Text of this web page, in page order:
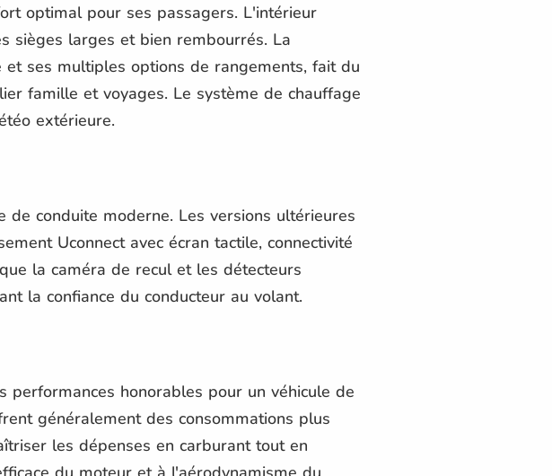
optimal pour ses passagers. L'intérieur
sièges larges et bien rembourrés. La
ses multiples options de rangements, fait du
famille et voyages. Le système de chauffage
extérieure.
conduite moderne. Les versions ultérieures
Uconnect avec écran tactile, connectivité
la caméra de recul et les détecteurs
la confiance du conducteur au volant.
performances honorables pour un véhicule de
généralement des consommations plus
les dépenses en carburant tout en